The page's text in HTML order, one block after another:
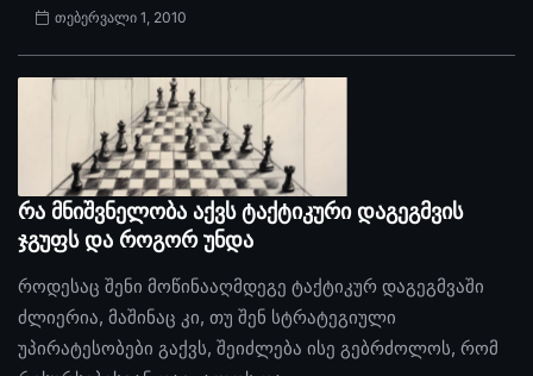
თებერვალი 1, 2010
რა მნიშვნელობა აქვს ტაქტიკური დაგეგმვის
ჯგუფს და როგორ უნდა
როდესაც შენი მოწინააღმდეგე ტაქტიკურ დაგეგმვაში
ძლიერია, მაშინაც კი, თუ შენ სტრატეგიული
უპირატესობები გაქვს, შეიძლება ისე გებრძოლოს, რომ